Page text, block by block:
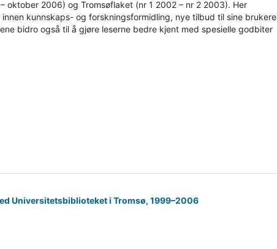
oktober 2006) og Tromsøflaket (nr 1 2002 – nr 2 2003). Her
kunnskaps- og forskningsformidling, nye tilbud til sine brukere
bidro også til å gjøre leserne bedre kjent med spesielle godbiter
Universitetsbiblioteket i Tromsø, 1999–2006